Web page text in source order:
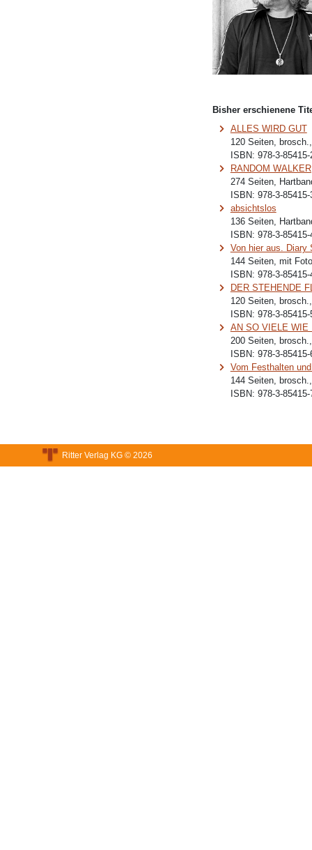
Bisher erschienene
ALLES WIRD GUT
120 Seiten,
ISBN: 978-3-85415-
RANDOM
274 Seiten,
ISBN: 978-3-85415-
absichtslos
136 Seiten,
ISBN: 978-3-85415-
Von hier aus. Diary
144 Seiten, mit
ISBN: 978-3-85415-
DER STEHENDE
120 Seiten,
ISBN: 978-3-85415-
AN SO VIELE WIE
200 Seiten,
ISBN: 978-3-85415-
Vom Festhalten
144 Seiten,
ISBN: 978-3-85415-
Ritter Verlag KG © 2026